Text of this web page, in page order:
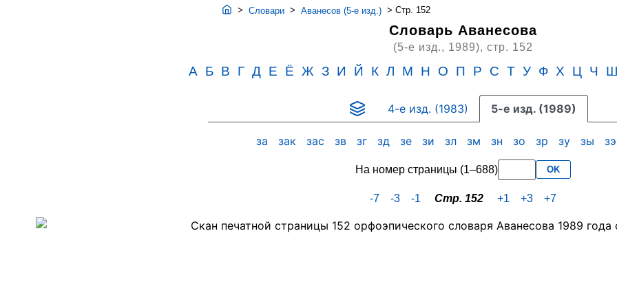
> Словари > Аванесов (5-е изд.) > Стр. 152
Словарь Аванесова
(5-е изд., 1989), стр. 152
А Б В Г Д Е Ё Ж З И Й К Л М Н О П Р С Т У Ф Х Ц Ч Ш
4-е изд. (1983) 5-е изд. (1989)
за зак зас зв зг зд зе зи зл зм зн зо зр зу зы
На номер страницы (1–688) OK
-7 -3 -1 Стр. 152 +1 +3 +7
Скан